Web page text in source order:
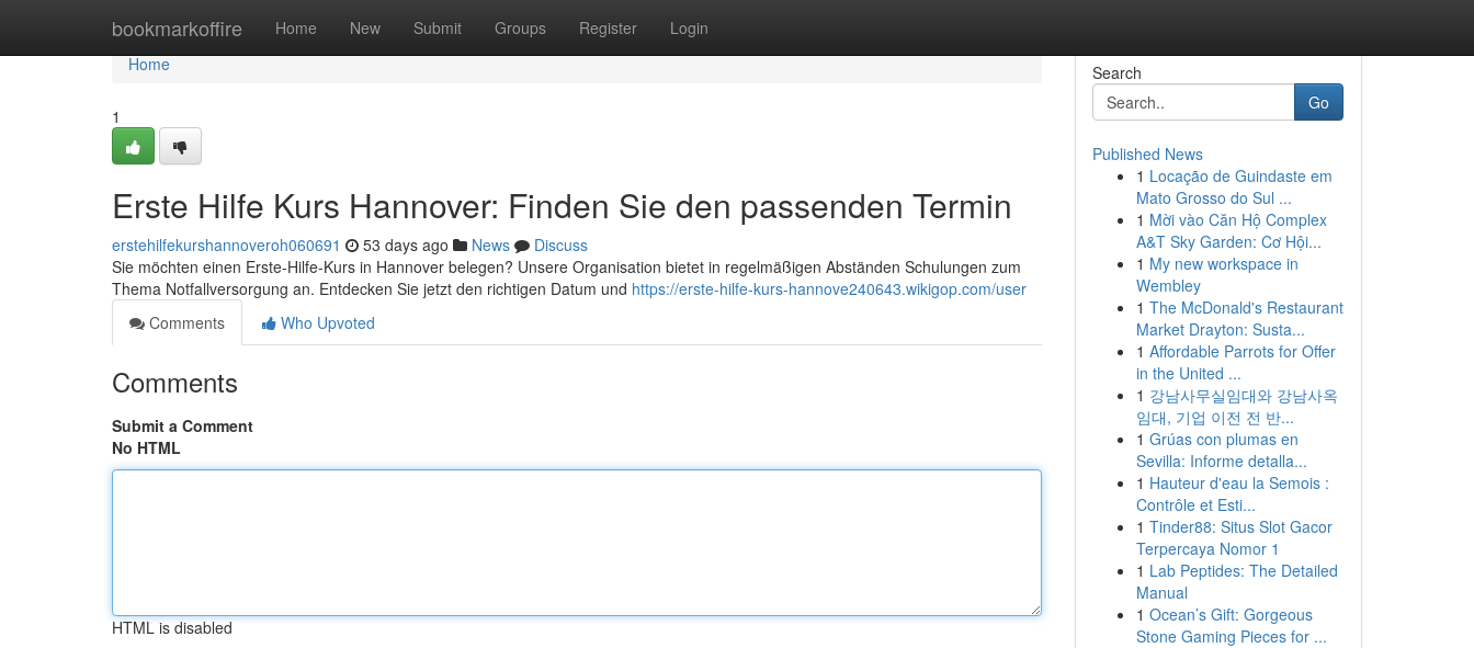
bookmarkoffire Home New Submit Groups Register Login
Home
Home
1
Erste Hilfe Kurs Hannover: Finden Sie den passenden Termin
erstehilfekurshannoveroh060691 53 days ago News
Discuss
Sie möchten einen Erste-Hilfe-Kurs in Hannover belegen? Unsere Organisation bietet in regelmäßigen Abständen Schulungen zum
Thema Notfallversorgung an. Entdecken Sie jetzt den richtigen Datum und https://erste-hilfe-kurs-hannove240643.wikigop.com/user
Comments
Who Upvoted
Comments
Submit a Comment
No HTML
HTML is disabled
Search
Go
Published News
1 Locação de Guindaste em
Mato Grosso do Sul ...
1 Mời vào Căn Hộ Complex
A&T Sky Garden: Cơ Hội...
1 My new workspace in
Wembley
1 The McDonald's Restaurant
Market Drayton: Susta...
1 Affordable Parrots for Offer
in the United ...
1 강남사무실임대와 강남사옥
임대, 기업 이전 전 반...
1 Grúas con plumas en
Sevilla: Informe detalla...
1 Hauteur d'eau la Semois :
Contrôle et Esti...
1 Tinder88: Situs Slot Gacor
Terpercaya Nomor 1
1 Lab Peptides: The Detailed
Manual
1 Ocean’s Gift: Gorgeous
Stone Gaming Pieces for ...